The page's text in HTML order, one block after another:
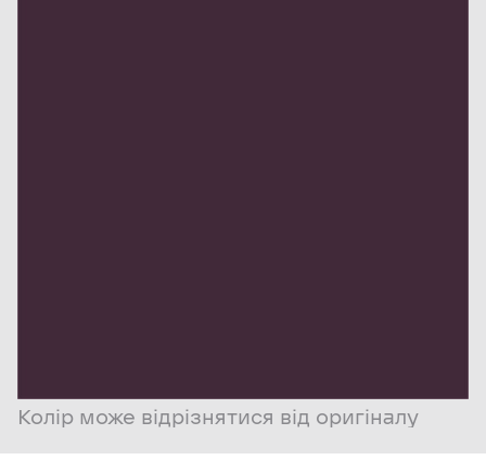
Колір може відрізнятися від оригіналу